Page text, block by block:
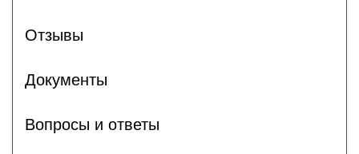
Отзывы
Документы
Вопросы и ответы